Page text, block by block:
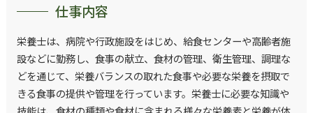
仕事内容
栄養士は、病院や行政施設をはじめ、給食センターや高齢者施
設などに勤務し、食事の献立、食材の管理、衛生管理、調理な
どを通じて、栄養バランスの取れた食事や必要な栄養を摂取で
きる食事の提供や管理を行っています。栄養士に必要な知識や